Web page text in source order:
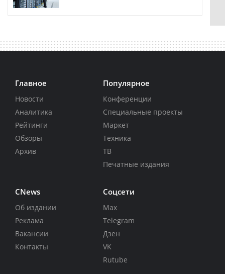
Главное
Новости
Аналитика
Рейтинги
Обзоры
Архив
Популярное
Конференции
Специальные проекты
Маркет
Техника
ТВ
Печатные издания
CNews
Об издании
Реклама
Вакансии
Контакты
Соцсети
Max
Telegram
Дзен
VK
Rutube